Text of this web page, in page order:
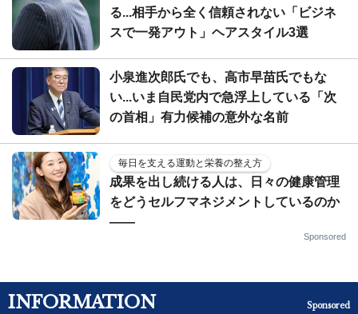
る...相手から全く信頼されない「ビジネ
スで一発アウト」ヘアスタイル3選
小泉進次郎氏でも、高市早苗氏でもな
い...いま自民党内で急浮上している「次
の首相」有力候補の意外な名前
毎日を支える運動と栄養の整え方
成果を出し続ける人は、日々の健康管理
をどうセルフマネジメントしているのか
——
Sponsored
INFORMATION Sponsored